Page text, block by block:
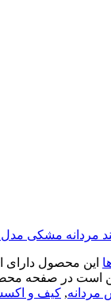
دارای انواع
صفحه محصول
کیف و اکسسوری,